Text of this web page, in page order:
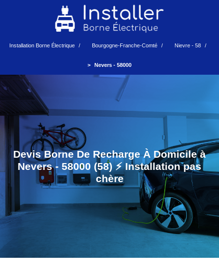
Installation Borne Électrique Bourgogne-Franche-Comté Nievre - 58
Nevers - 58000
Devis Borne De Recharge À Domicile à
Nevers - 58000 (58) ⚡️ Installation pas
chère